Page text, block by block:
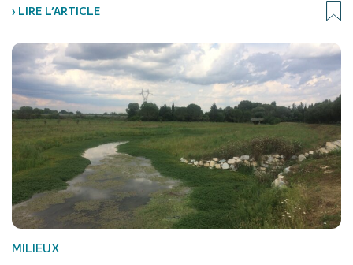
› LIRE L’ARTICLE
MILIEUX